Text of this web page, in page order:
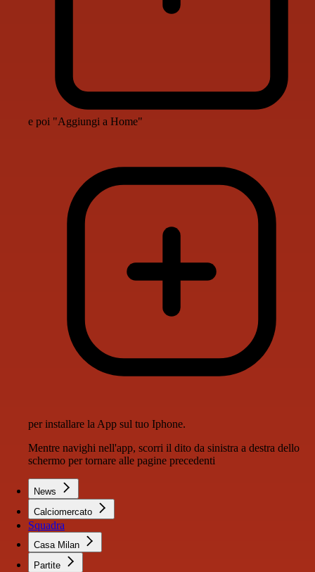
e poi "Aggiungi a Home"
per installare la App sul tuo Iphone.
Mentre navighi nell'app, scorri il dito da sinistra a destra dello
schermo per tornare alle pagine precedenti
News
Calciomercato
Squadra
Casa Milan
Partite